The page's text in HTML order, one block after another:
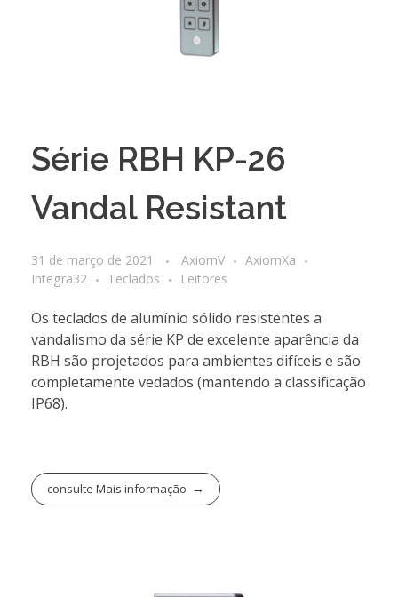
Série RBH KP-26
Vandal Resistant
31 de março de 2021 AxiomV
AxiomXa
Integra32
Teclados Leitores
Os teclados de alumínio sólido resistentes a
vandalismo da série KP de excelente aparência da
RBH são projetados para ambientes difíceis e são
completamente vedados (mantendo a classificação
IP68).
consulte Mais informação